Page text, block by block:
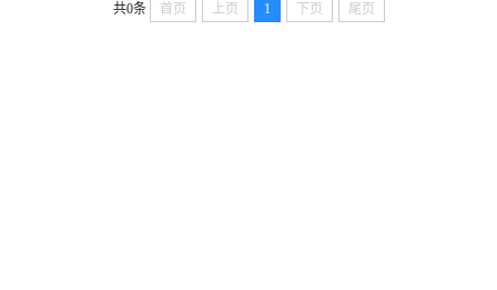
共0条 首页 上页 1 下页 尾页